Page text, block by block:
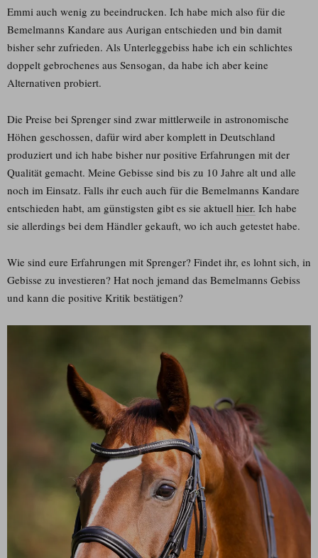
Emmi auch wenig zu beeindrucken. Ich habe mich also für die
Bemelmanns Kandare aus Aurigan entschieden und bin damit
bisher sehr zufrieden. Als Unterleggebiss habe ich ein schlichtes
doppelt gebrochenes aus Sensogan, da habe ich aber keine
Alternativen probiert.
Die Preise bei Sprenger sind zwar mittlerweile in astronomische
Höhen geschossen, dafür wird aber komplett in Deutschland
produziert und ich habe bisher nur positive Erfahrungen mit der
Qualität gemacht. Meine Gebisse sind bis zu 10 Jahre alt und alle
noch im Einsatz. Falls ihr euch auch für die Bemelmanns Kandare
entschieden habt, am günstigsten gibt es sie aktuell hier. Ich habe
sie allerdings bei dem Händler gekauft, wo ich auch getestet habe.
Wie sind eure Erfahrungen mit Sprenger? Findet ihr, es lohnt sich, in
Gebisse zu investieren? Hat noch jemand das Bemelmanns Gebiss
und kann die positive Kritik bestätigen?